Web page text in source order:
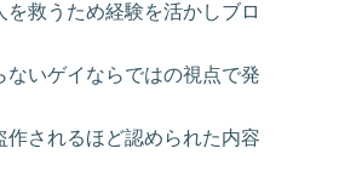
を救うため経験を活かしブロ
ないゲイならではの視点で発
作されるほど認められた内容